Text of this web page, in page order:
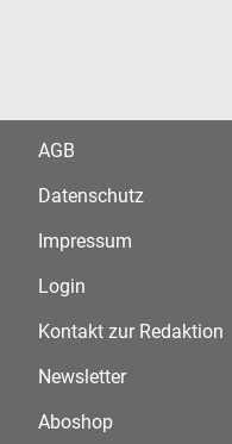
AGB
Datenschutz
Impressum
Login
Kontakt zur Redaktion
Newsletter
Aboshop